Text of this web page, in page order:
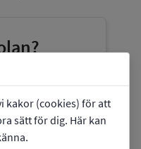
kakor (cookies) för att
sätt för dig. Här kan